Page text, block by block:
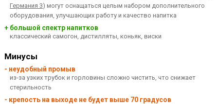
Германия 3) могут оснащаться целым набором дополнительного
оборудования, улучшающих работу и качество напитка
+ большой спектр напитков
классический самогон, дистилляты, коньяк, виски
Минусы
- неудобный промыв
из-за узких трубок и горловины сложно чистить, что снижает
стерильность
- крепость на выходе не будет выше 70 градусов